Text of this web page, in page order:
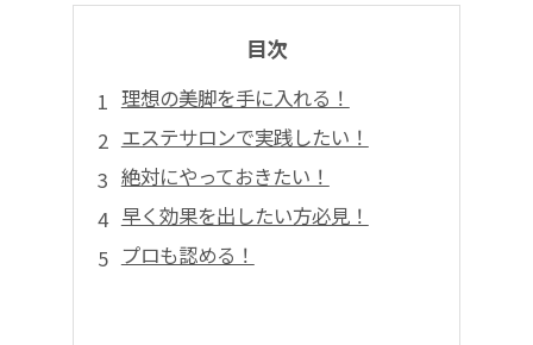
目次
理想の美脚を手に入れる！
エステサロンで実践したい！
絶対にやっておきたい！
早く効果を出したい方必見！
プロも認める！